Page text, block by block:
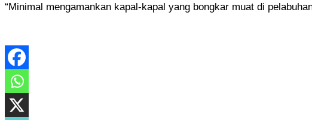
“Minimal mengamankan kapal-kapal yang bongkar muat di